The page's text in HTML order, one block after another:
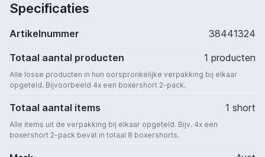
Specificaties
Artikelnummer 38441324
Totaal aantal producten 1 producten
Alle losse producten in hun oorspronkelijke verpakking bij elkaar
opgeteld. Bijvoorbeeld 4x een boxershort 2-pack.
Totaal aantal items 1 short
Alle items uit de verpakking bij elkaar opgeteld. Bijv. 4x een
boxershort 2-pack bevat in totaal 8 boxershorts.